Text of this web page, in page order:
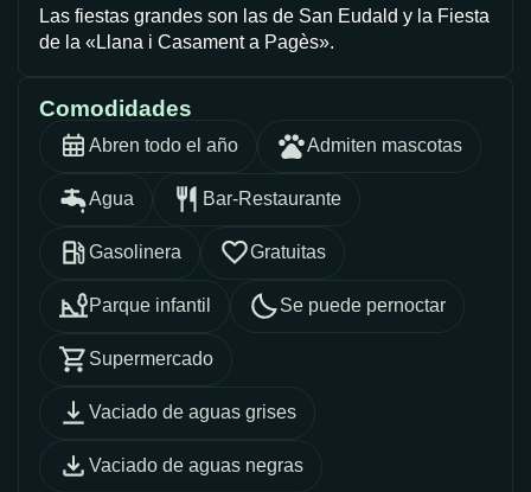
Las fiestas grandes son las de San Eudald y la Fiesta
de la «Llana i Casament a Pagès».
Comodidades
Abren todo el año Admiten mascotas
Agua Bar-Restaurante
Gasolinera Gratuitas
Parque infantil Se puede pernoctar
Supermercado
Vaciado de aguas grises
Vaciado de aguas negras